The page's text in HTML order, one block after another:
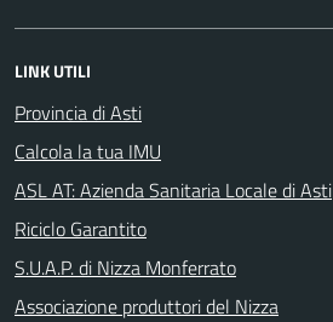
LINK UTILI
Provincia di Asti
Calcola la tua IMU
ASL AT: Azienda Sanitaria Locale di Asti
Riciclo Garantito
S.U.A.P. di Nizza Monferrato
Associazione produttori del Nizza